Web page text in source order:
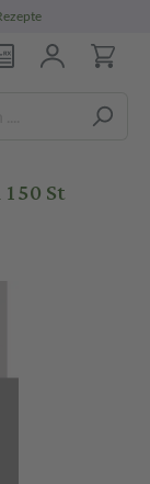
St